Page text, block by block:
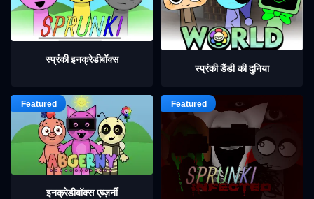
स्प्रंकी इनक्रेडीबॉक्स
स्प्रंकी डैंडी की दुनिया
इनक्रेडीबॉक्स एब्ज़र्नी